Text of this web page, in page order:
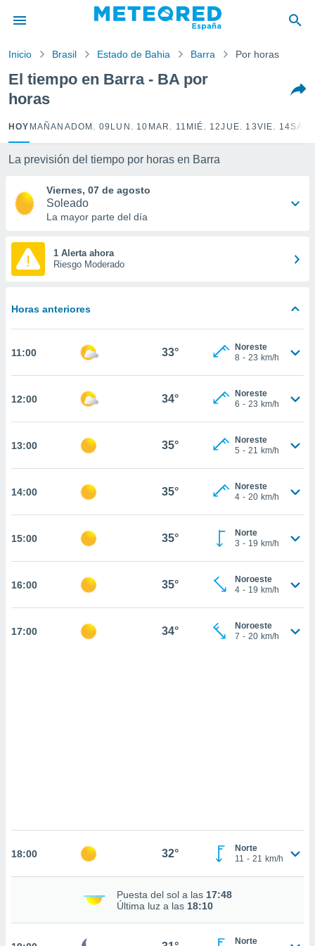
por
para
la
calidad.
a este
las
y
forma
basada
permite
seguir
coste.
botón
a la
todas
y análisis
como
y
en
más
sitio
Inicio Brasil Estado de Bahia Barra Por horas
El tiempo en Barra - BA por
horas
HOY MAÑANA DOM. 09 LUN. 10 MAR. 11 MIÉ. 12JUE. 13VIE. 14
La previsión del tiempo por horas en Barra
Viernes, 07 de agosto
Soleado
La mayor parte del día
1 Alerta ahora
Riesgo Moderado
Horas anteriores
11:00 33°
Noreste
8 - 23 km/h
12:00 34°
Noreste
6 - 23 km/h
13:00 35°
Noreste
5 - 21 km/h
14:00 35°
Noreste
4 - 20 km/h
15:00 35°
Norte
3 - 19 km/h
16:00 35°
Noroeste
4 - 19 km/h
17:00 34°
Noroeste
7 - 20 km/h
18:00 32°
Norte
11 - 21 km/h
Puesta del sol a las 17:48
Última luz a las 18:10
Norte